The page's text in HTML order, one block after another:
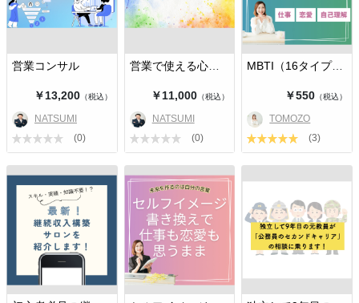
営業コンサル
￥13,200（税込）
NATSUMI
(0)
営業で使える心理学講座
￥11,000 （税込）
NATSUMI
(0)
MBTI（16タイプ）診断解説おしゃべり
￥550（税込）
TOMOZO
(3)